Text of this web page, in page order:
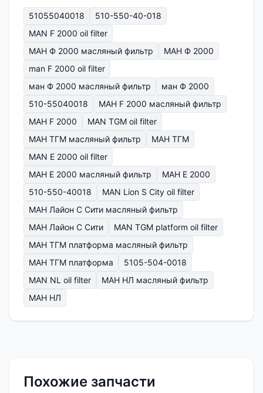
51055040018
510-550-40-018
MAN F 2000 oil filter
МАН Ф 2000 масляный фильтр
МАН Ф 2000
man F 2000 oil filter
ман Ф 2000 масляный фильтр
ман Ф 2000
510-55040018
МАН F 2000 масляный фильтр
МАН F 2000
MAN TGM oil filter
МАН ТГМ масляный фильтр
МАН ТГМ
MAN E 2000 oil filter
МАН Е 2000 масляный фильтр
МАН Е 2000
510-550-40018
MAN Lion S City oil filter
МАН Лайон С Сити масляный фильтр
МАН Лайон С Сити
MAN TGM platform oil filter
МАН ТГМ платформа масляный фильтр
МАН ТГМ платформа
5105-504-0018
MAN NL oil filter
МАН НЛ масляный фильтр
МАН НЛ
Похожие запчасти